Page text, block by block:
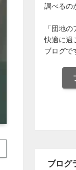
調べるの
「団地
快適に過
ブログで
ブログ